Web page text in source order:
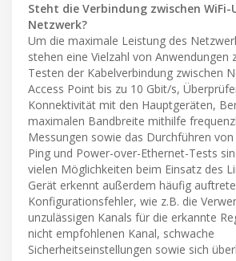
Steht die Verbindung zwischen WiFi-
Netzwerk?
Um die maximale Leistung des
stehen eine Vielzahl von Anwendungen
Testen der Kabelverbindung zwischen
Access Point bis zu 10 Gbit/s,
Konnektivität mit den Hauptgeräten,
maximalen Bandbreite mithilfe
Messungen sowie das Durchführen
Ping und Power-over-Ethernet-Tests
vielen Möglichkeiten beim Einsatz des
Gerät erkennt außerdem häufig
Konfigurationsfehler, wie z.B. die
unzulässigen Kanals für die erkannte
nicht empfohlenen Kanal, schwache
Sicherheitseinstellungen sowie sich